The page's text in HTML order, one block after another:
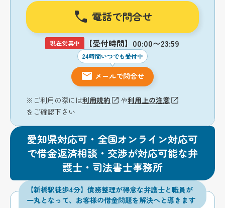
電話で問合せ
現在営業中 【受付時間】00:00〜23:59
24時間いつでも受付中
メールで問合せ
※ご利用の際には利用規約 や利用上の注意
をご確認下さい
愛知県対応可・全国オンライン対応可
で借金返済相談・交渉が対応可能な弁
護士・司法書士事務所
【新橋駅徒歩4分】債務整理が得意な弁護士と職員が
一丸となって、お客様の借金問題を解決へと導きます